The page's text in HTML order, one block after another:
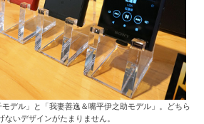
デル」と「我妻善逸＆嘴平伊之助モデル」。どちら
ないデザインがたまりません。